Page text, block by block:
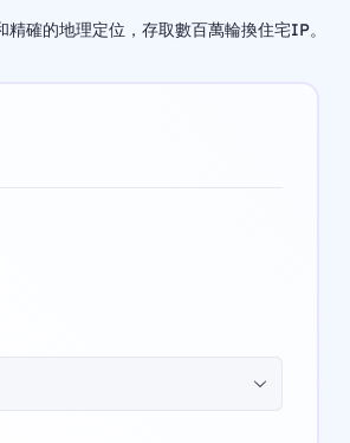
精確的地理定位，存取數百萬輪換住宅IP。